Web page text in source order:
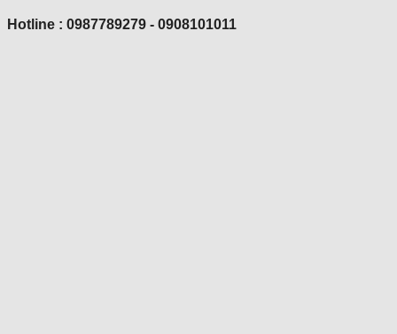
Hotline : 0987789279 - 0908101011